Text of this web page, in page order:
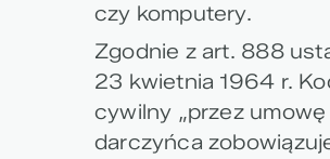
czy komputery.
Zgodnie z art. 888
23 kwietnia 1964 r.
cywilny „przez
darczyńca